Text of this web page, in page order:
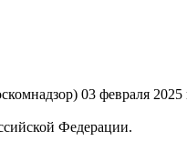
03 февраля 2025
Федерации.